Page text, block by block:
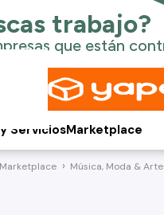
ServiciosMarketplace
Marketplace Música, Moda & Arte